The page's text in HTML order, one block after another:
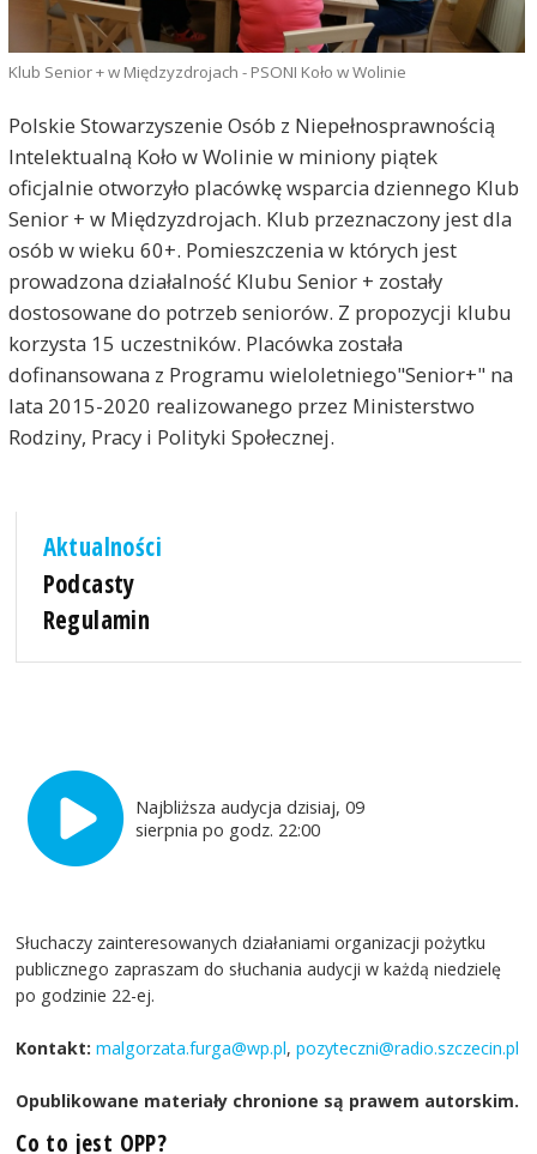
Klub Senior + w Międzyzdrojach - PSONI Koło w Wolinie
Polskie Stowarzyszenie Osób z Niepełnosprawnością
Intelektualną Koło w Wolinie w miniony piątek
oficjalnie otworzyło placówkę wsparcia dziennego Klub
Senior + w Międzyzdrojach. Klub przeznaczony jest dla
osób w wieku 60+. Pomieszczenia w których jest
prowadzona działalność Klubu Senior + zostały
dostosowane do potrzeb seniorów. Z propozycji klubu
korzysta 15 uczestników. Placówka została
dofinansowana z Programu wieloletniego"Senior+" na
lata 2015-2020 realizowanego przez Ministerstwo
Rodziny, Pracy i Polityki Społecznej.
Aktualności
Podcasty
Regulamin
Najbliższa audycja dzisiaj, 09
sierpnia po godz. 22:00
Słuchaczy zainteresowanych działaniami organizacji pożytku
publicznego zapraszam do słuchania audycji w każdą niedzielę
po godzinie 22-ej.
Kontakt: malgorzata.furga@wp.pl,pozyteczni@radio.szczecin.pl
Opublikowane materiały chronione są prawem autorskim.
Co to jest OPP?